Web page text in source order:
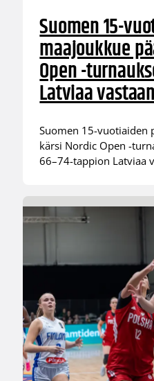
Suomen 15-
maajoukkue
Open -
Latviaa
Suomen 15-vuotiaiden
kärsi Nordic Open -
66–74-tappion Latviaa